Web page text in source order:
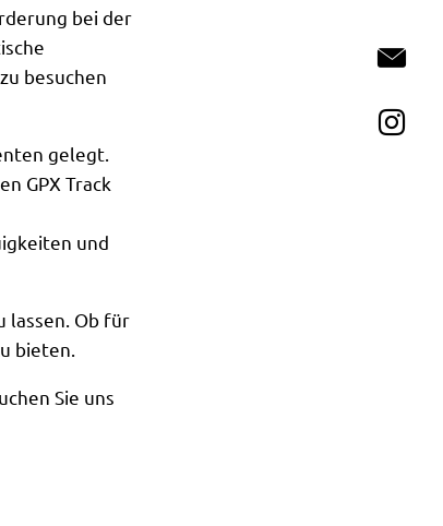
bei der
besuchen
gelegt.
GPX Track
und
lassen. Ob für
bieten.
Sie uns